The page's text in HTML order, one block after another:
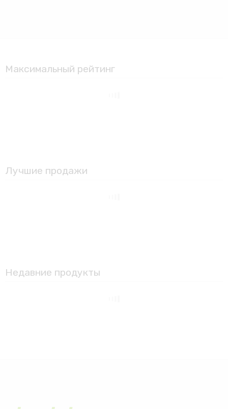
Максимальный рейтинг
Лучшие продажи
Недавние продукты